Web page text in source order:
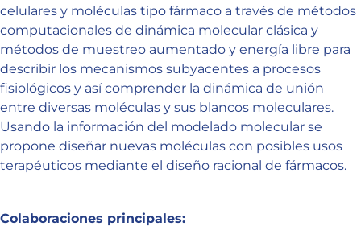
celulares y moléculas tipo fármaco a través de métodos
computacionales de dinámica molecular clásica y
métodos de muestreo aumentado y energía libre para
describir los mecanismos subyacentes a procesos
fisiológicos y así comprender la dinámica de unión
entre diversas moléculas y sus blancos moleculares.
Usando la información del modelado molecular se
propone diseñar nuevas moléculas con posibles usos
terapéuticos mediante el diseño racional de fármacos.
Colaboraciones principales: